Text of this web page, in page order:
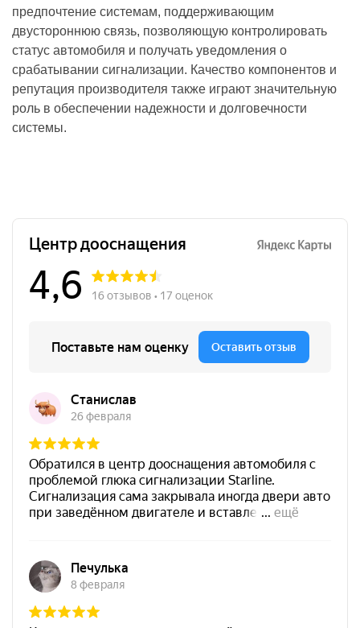
предпочтение системам, поддерживающим
двустороннюю связь, позволяющую контролировать
статус автомобиля и получать уведомления о
срабатывании сигнализации. Качество компонентов и
репутация производителя также играют значительную
роль в обеспечении надежности и долговечности
системы.